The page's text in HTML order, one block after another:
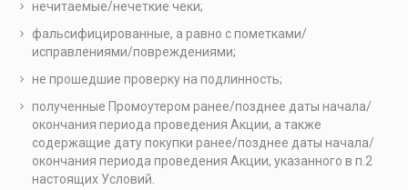
нечитаемые/нечеткие чеки;
фальсифицированные, а равно с пометками/
исправлениями/повреждениями;
не прошедшие проверку на подлинность;
полученные Промоутером ранее/позднее даты начала/
окончания периода проведения Акции, а также
содержащие дату покупки ранее/позднее даты начала/
окончания периода проведения Акции, указанного в п.2
настоящих Условий.